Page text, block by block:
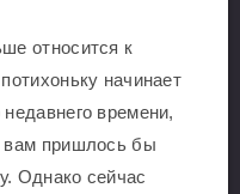
относится к
начинает
времени,
вам пришлось бы
Однако сейчас